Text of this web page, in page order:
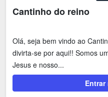
Cantinho do reino
Olá, seja bem vindo ao
divirta-se por aqui!! Somos
Jesus e nosso...